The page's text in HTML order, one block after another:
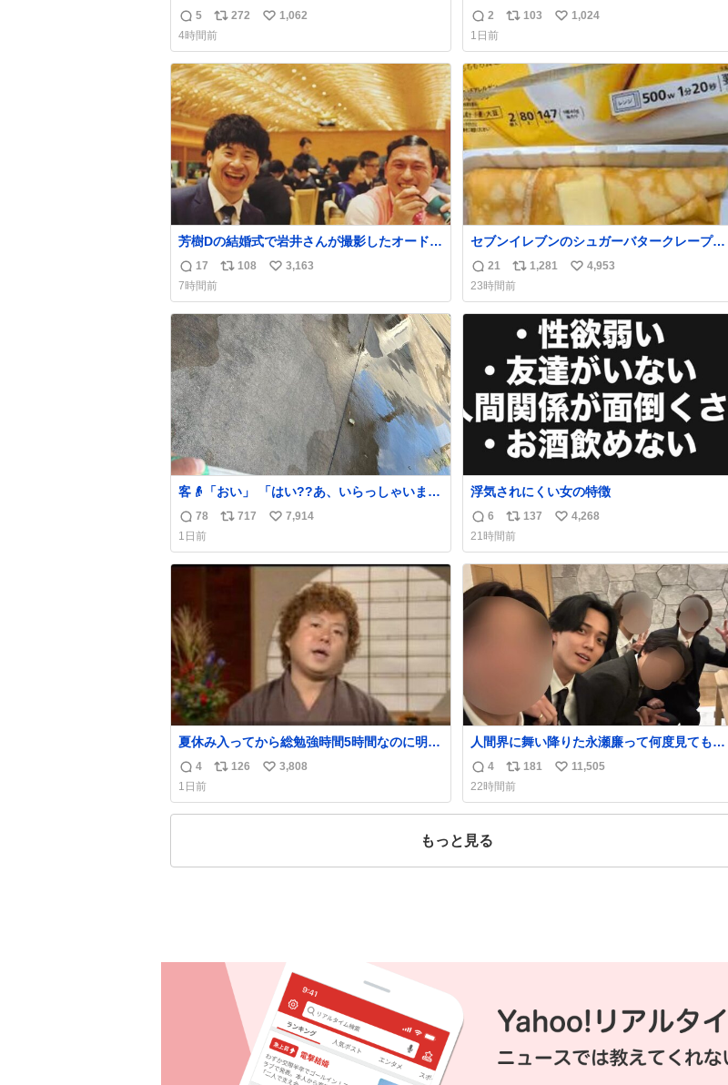
返
信
数
5
リ
ポ
ス
ト
数
272
い
ね
数
1,062
4時間前
わからない構造のすしざんまいの玉子
返
信
数
2
リ
ス
ト
103
い
ね
数
1,024
1日前
芳樹Dの結婚式で岩井さんが撮影したオードリ
ーの写真が本当好きなのよね。確か3枚目はも
うすでに出来上がっている春日さんがウェイ
ターにハイボールを懇願している所じゃなか
ったかな
返
信
数
17
リ
ス
ト
数
108
い
ね
数
3,163
7時間前
セブンイレブンのシュガーバタークレープと
えんがわの寿司を探している人へ！ シュガー
バタークレープは目黒、品川、蒲田、渋谷、
川崎、横浜、鶴見、九州の一部エリア限定商
品で8月5日に発注が終了したため店舗に置い
てあるところ少ないですが見つけたら即買い
返
信
数
21
リ
ポ
ス
ト
1,281
い
ね
数
4,953
23時間前
客👴「おい」 「はい??あ、いらっしゃいま
せ」 👴「さっきからずっと水出しっぱなしで
もったいないだろ」 「静電気を逃がし、熱く
なった地面の温度を下げ、引火事故の防止の
為必要な作業です」 👴「水不足の昨今にもっ
たいないことをするな!!」 それでは歌いま
す、聞いてください 「井戸水」
返
信
数
78
リ
ス
717
い
ね
7,914
1日前
浮気されにくい女の特徴
返
信
数
6
リ
ポ
ス
ト
数
137
い
ね
数
4,268
21時間前
夏休み入ってから総勉強時間5時間なのに明後
日京大オープンで今これ
返
信
数
4
リ
ス
126
い
ね
3,808
1日前
人間界に舞い降りた永瀬廉って何度見ても究
極のアイドル過ぎてずっと味する。美味い。
返
信
数
4
リ
ポ
ス
181
い
ね
11,505
22時間前
もっと見る